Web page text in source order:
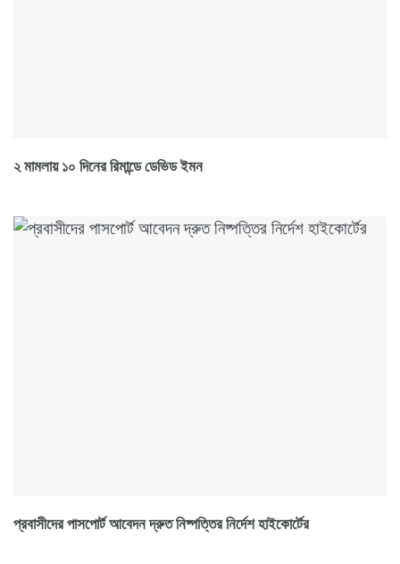
২ মামলায় ১০ দিনের রিমান্ডে ডেভিড ইমন
প্রবাসীদের পাসপোর্ট আবেদন দ্রুত নিষ্পত্তির নির্দেশ হাইকোর্টের